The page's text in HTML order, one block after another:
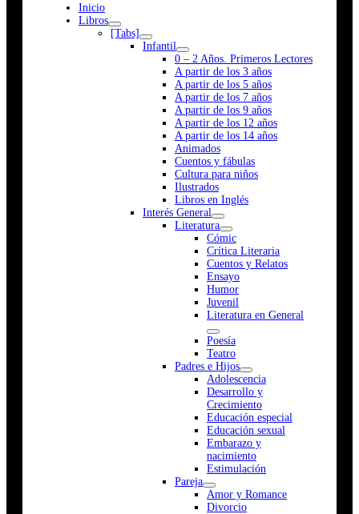
Inicio
Libros
[Tabs]
Infantil
0 – 2 Años. Primeros Lectores
A partir de los 3 años
A partir de los 5 años
A partir de los 7 años
A partir de los 9 años
A partir de los 12 años
A partir de los 14 años
Animados
Cuentos y fábulas
Cultura para niños
Ilustrados
Libros en Inglés
Interés General
Literatura
Cómic
Crítica Literaria
Cuentos y Relatos
Ensayo
Humor
Juvenil
Literatura en General
Poesía
Teatro
Padres e Hijos
Adolescencia
Desarrollo y
Crecimiento
Educación especial
Educación sexual
Embarazo y
nacimiento
Estimulación
Pareja
Amor y Romance
Divorcio